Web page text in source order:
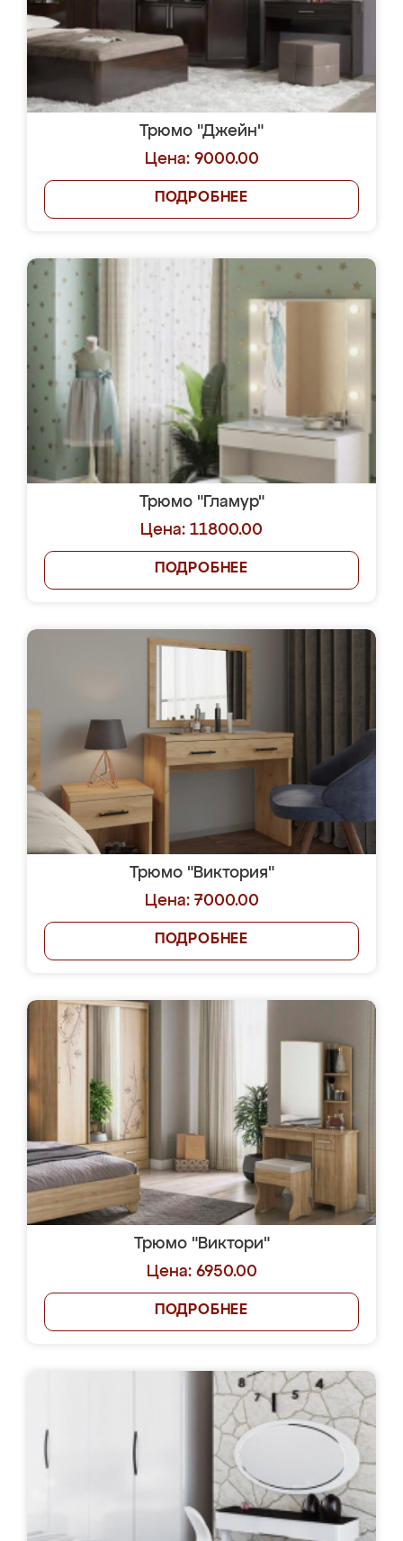
Трюмо "Джейн"
Цена: 9000.00
ПОДРОБНЕЕ
Трюмо "Гламур"
Цена: 11800.00
ПОДРОБНЕЕ
Трюмо "Виктория"
Цена: 7000.00
ПОДРОБНЕЕ
Трюмо "Виктори"
Цена: 6950.00
ПОДРОБНЕЕ